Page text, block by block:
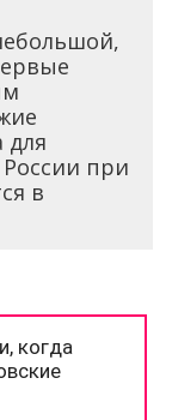
для
при
в